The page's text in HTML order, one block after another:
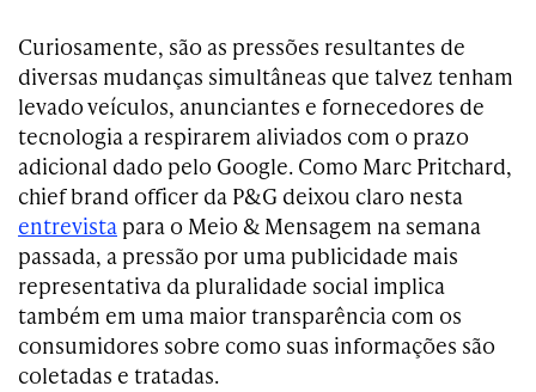
Curiosamente, são as pressões resultantes de
diversas mudanças simultâneas que talvez tenham
levado veículos, anunciantes e fornecedores de
tecnologia a respirarem aliviados com o prazo
adicional dado pelo Google. Como Marc Pritchard,
chief brand officer da P&G deixou claro nesta
entrevista para o Meio & Mensagem na semana
passada, a pressão por uma publicidade mais
representativa da pluralidade social implica
também em uma maior transparência com os
consumidores sobre como suas informações são
coletadas e tratadas.